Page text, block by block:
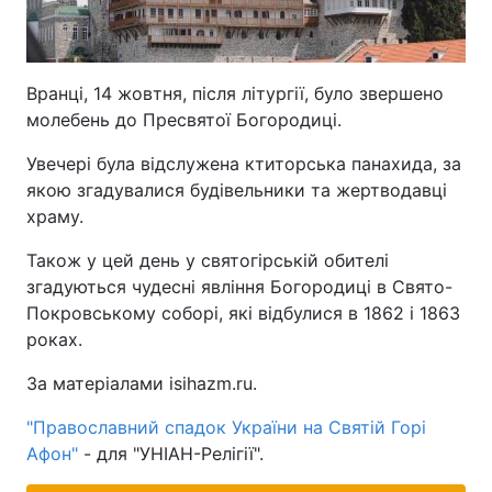
Тема оформлення
Вранці, 14 жовтня, після літургії, було звершено
молебень до Пресвятої Богородиці.
Увечері була відслужена ктиторська панахида, за
якою згадувалися будівельники та жертводавці
храму.
Також у цей день у святогірській обителі
згадуються чудесні явління Богородиці в Свято-
Покровському соборі, які відбулися в 1862 і 1863
роках.
За матеріалами isihazm.ru.
"Православний спадок України на Святій Горі
Афон" - для "УНІАН-Релігії".